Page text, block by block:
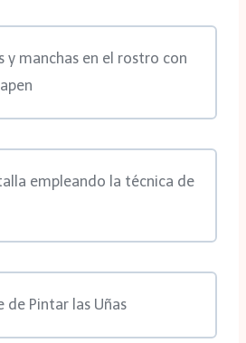
y manchas en el rostro con
empleando la técnica de
de Pintar las Uñas